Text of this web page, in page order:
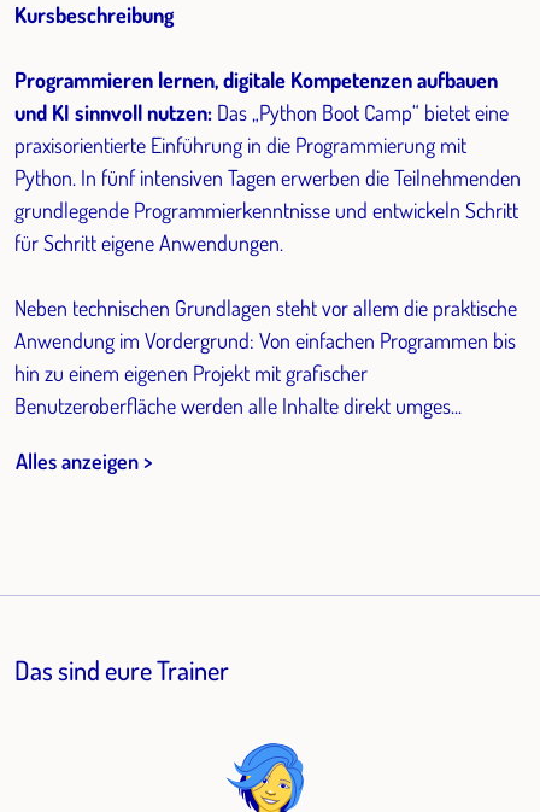
Kursbeschreibung
Programmieren lernen, digitale Kompetenzen aufbauen
und KI sinnvoll nutzen: Das „Python Boot Camp“ bietet eine
praxisorientierte Einführung in die Programmierung mit
Python. In fünf intensiven Tagen erwerben die Teilnehmenden
grundlegende Programmierkenntnisse und entwickeln Schritt
für Schritt eigene Anwendungen.
Neben technischen Grundlagen steht vor allem die praktische
Anwendung im Vordergrund: Von einfachen Programmen bis
hin zu einem eigenen Projekt mit grafischer
Benutzeroberfläche werden alle Inhalte direkt umges...
Alles anzeigen >
Das sind eure Trainer